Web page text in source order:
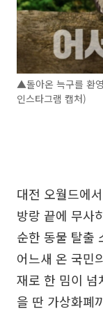
▲돌아온 늑구를 환
인스타그램 캡처)
대전 오월드에
방랑 끝에 무사
순한 동물 탈출
어느새 온 국민
재로 한 밈이 넘
을 딴 가상화폐